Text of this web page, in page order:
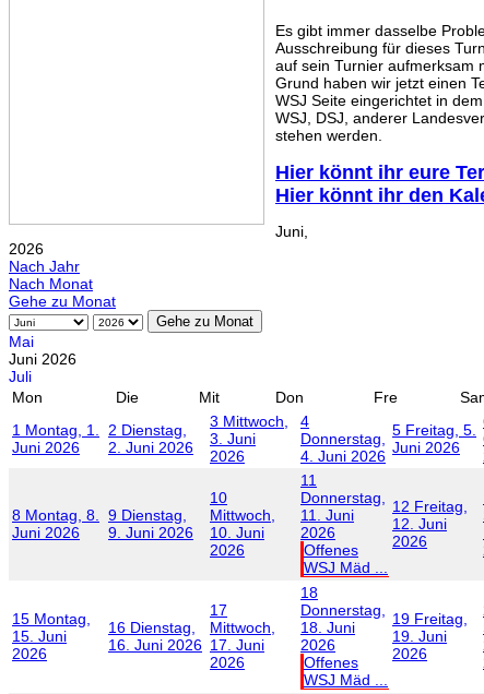
Es gibt immer dasselbe
Ausschreibung für dieses
auf sein Turnier aufmerksam
Grund haben wir jetzt einen
WSJ Seite eingerichtet in
WSJ, DSJ, anderer
stehen werden.
Hier könnt ihr eure
Hier könnt ihr den
Juni,
2026
Nach Jahr
Nach Monat
Gehe zu Monat
Gehe zu Monat
Mai
Juni 2026
Juli
Mon
Die Mit Don Fre
1 Montag, 1.
Juni 2026
2 Dienstag,
2. Juni 2026
3 Mittwoch,
3. Juni
2026
4
Donnerstag,
4. Juni 2026
5 Freitag, 5.
Juni 2026
8 Montag, 8.
Juni 2026
9 Dienstag,
9. Juni 2026
10
Mittwoch,
10. Juni
2026
11
Donnerstag,
11. Juni
2026
Offenes
WSJ Mäd ...
12 Freitag,
12. Juni
2026
15 Montag,
15. Juni
2026
16 Dienstag,
16. Juni 2026
17
Mittwoch,
17. Juni
2026
18
Donnerstag,
18. Juni
2026
Offenes
WSJ Mäd ...
19 Freitag,
19. Juni
2026